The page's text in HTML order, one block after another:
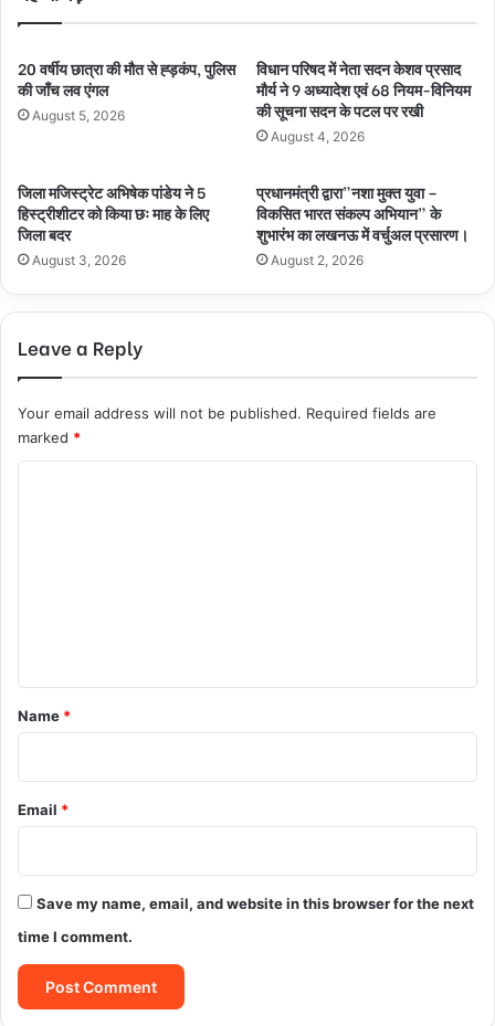
20 वर्षीय छात्रा की मौत से ह्ड़कंप, पुलिस
की जाँच लव एंगल
August 5, 2026
विधान परिषद में नेता सदन केशव प्रसाद
मौर्य ने 9 अध्यादेश एवं 68 नियम-विनियम
की सूचना सदन के पटल पर रखी
August 4, 2026
जिला मजिस्ट्रेट अभिषेक पांडेय ने 5
हिस्ट्रीशीटर को किया छः माह के लिए
जिला बदर
August 3, 2026
प्रधानमंत्री द्वारा”नशा मुक्त युवा –
विकसित भारत संकल्प अभियान” के
शुभारंभ का लखनऊ में वर्चुअल प्रसारण।
August 2, 2026
Leave a Reply
Your email address will not be published. Required fields are
marked *
*
Name *
Email *
Save my name, email, and website in this browser for the next
time I comment.